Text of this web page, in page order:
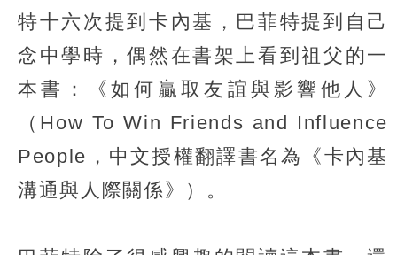
特十六次提到卡內基，巴菲特提到自己
念中學時，偶然在書架上看到祖父的一
本書：《如何贏取友誼與影響他人》
（How To Win Friends and Influence
People，中文授權翻譯書名為《卡內基
溝通與人際關係》）。